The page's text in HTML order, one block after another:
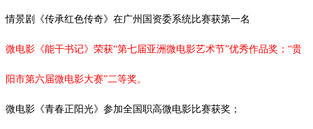
情景剧《传承红色传奇》在广州国资委系统比赛获第一名
微电影《能干书记》荣获“第七届亚洲微电影艺术节”优秀作品奖；“贵
阳市第六届微电影大赛”二等奖。
微电影《青春正阳光》参加全国职高微电影比赛获奖；